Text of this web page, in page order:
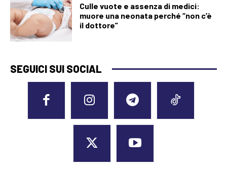
Culle vuote e assenza di medici:
muore una neonata perché “non c’è
il dottore”
SEGUICI SUI SOCIAL